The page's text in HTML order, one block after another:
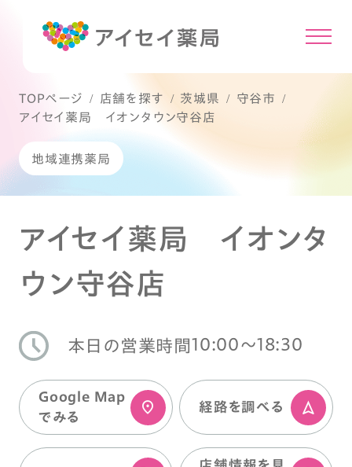
TOPページ 店舗を探す 茨城県
守谷市
アイセイ薬局 イオンタウン守谷店
地域連携薬局
アイセイ薬局 イオンタ
ウン守谷店
本日の営業時間10:00〜18:30
Google Map
でみる
経路を調べる